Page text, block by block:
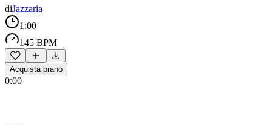
diJazzaria
1:00
145 BPM
Acquista brano
0:00